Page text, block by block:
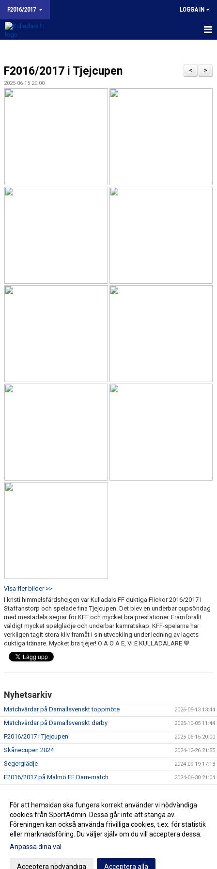
F2016/2017 LOGGA IN
NYHETER
KALENDER
BUDORD TILL FOTBOLLSFÖRÄLDRAR
>
<
F2016/2017 i Tjejcupen
2025-06-15 20:00
Visa fler bilder >>
I kristi himmelsfärdshelgen var Kulladals FF duktiga Flickor 2016/2017 i
Staffanstorp och spelade fina Tjejcupen. Det blev en underbar cupsöndag
med mestadels segrar för KFF och mycket bra prestationer. Framförallt
väldigt mycket spelglädje och underbar kamratskap. KFF-spelarna har
verkligen tagit stora kliv framåt i sin utveckling under ledning av lagets
duktiga tränare. Mycket bra tjejer! O A O A E, VI E KULLADALARE 💙
Nyhetsarkiv
Matchvärdar på Damallsvenskt toppmöte 2026-05-13 13:44
Matchvärdar på Damallsvenskt derby 2025-10-05 11:44
F2016/2017 i Tjejcupen 2025-06-15 20:00
Skånecupen 2024 2024-12-26 21:55
Segerglädje 2024-09-19 17:13
F2016/2017 på Malmö FF Dam-match 2024-06-30 21:04
Matchpremiär 2024-02-11 18:40
Rolig sommaravslutning 2023-06-18 18:55
Gå till Webbversion
För att hemsidan ska fungera korrekt använder vi nödvändiga
cookies från SportAdmin. Dessa går inte att stänga av.
Föreningen kan också använda frivilliga cookies, t.ex. för statistik
eller marknadsföring. Du väljer själv om du vill acceptera dessa.
Anpassa dina val
Acceptera nödvändiga Acceptera alla